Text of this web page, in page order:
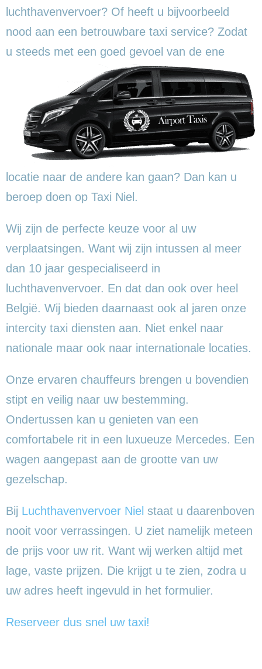
luchthavenvervoer? Of heeft u bijvoorbeeld
nood aan een betrouwbare taxi service? Zodat
u steeds met een goed gevoel van de ene
locatie naar de andere kan gaan? Dan kan u
beroep doen op Taxi Niel.
Wij zijn de perfecte keuze voor al uw
verplaatsingen. Want wij zijn intussen al meer
dan 10 jaar gespecialiseerd in
luchthavenvervoer. En dat dan ook over heel
België. Wij bieden daarnaast ook al jaren onze
intercity taxi diensten aan. Niet enkel naar
nationale maar ook naar internationale locaties.
Onze ervaren chauffeurs brengen u bovendien
stipt en veilig naar uw bestemming.
Ondertussen kan u genieten van een
comfortabele rit in een luxueuze Mercedes. Een
wagen aangepast aan de grootte van uw
gezelschap.
Bij Luchthavenvervoer Niel staat u daarenboven
nooit voor verrassingen. U ziet namelijk meteen
de prijs voor uw rit. Want wij werken altijd met
lage, vaste prijzen. Die krijgt u te zien, zodra u
uw adres heeft ingevuld in het formulier.
Reserveer dus snel uw taxi!